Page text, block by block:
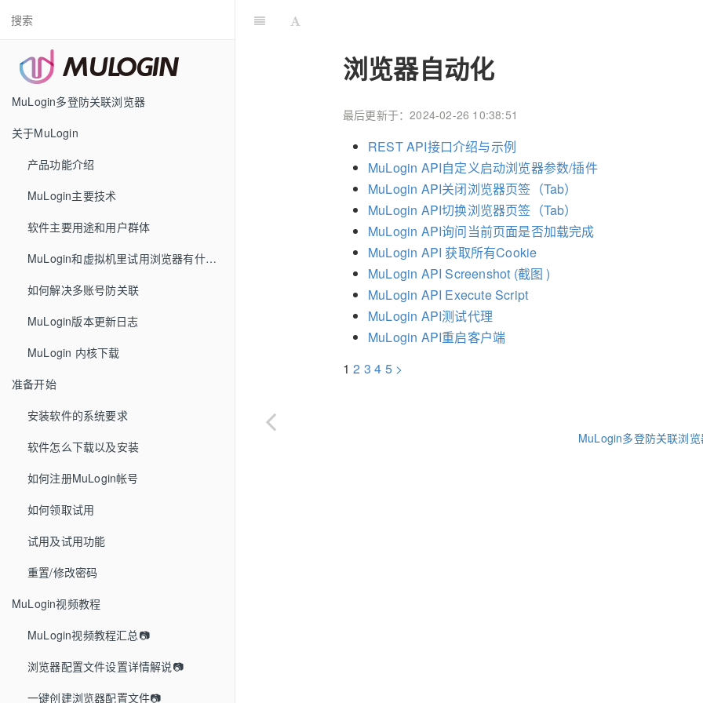
MuLogin多登防关联浏览器
关于MuLogin
产品功能介绍
MuLogin主要技术
软件主要用途和用户群体
MuLogin和虚拟机里试用浏览器有什么区别
如何解决多账号防关联
MuLogin版本更新日志
MuLogin 内核下载
准备开始
安装软件的系统要求
软件怎么下载以及安装
如何注册MuLogin帐号
如何领取试用
试用及试用功能
重置/修改密码
MuLogin视频教程
MuLogin视频教程汇总📷
浏览器配置文件设置详情解说📷
一键创建浏览器配置文件📷
浏览器自动化
最后更新于：2024-02-26 10:38:51
REST API接口介绍与示例
MuLogin API自定义启动浏览器参数/插件
MuLogin API关闭浏览器页签（Tab）
MuLogin API切换浏览器页签（Tab）
MuLogin API询问当前页面是否加载完成
MuLogin API 获取所有Cookie
MuLogin API Screenshot (截图 )
MuLogin API Execute Script
MuLogin API测试代理
MuLogin API重启客户端
1 2 3 4 5 >
MuLogin多登防关联浏